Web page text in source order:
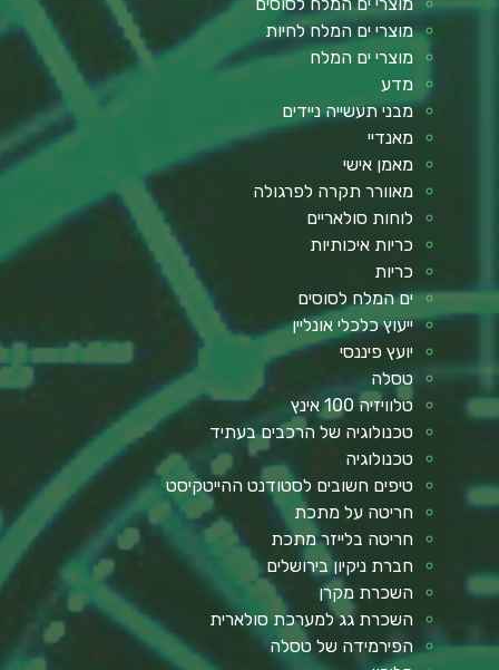
מוצרי ים המלח לחיות
מוצרי ים המלח
מדע
מבני תעשייה ניידים
מאנדיי
מאמן אישי
מאוורר תקרה לפרגולה
לוחות סולאריים
כריות איכותיות
כריות
ים המלח לסוסים
ייעוץ כלכלי אונליין
יועץ פיננסי
טסלה
טלוויזיה 100 אינץ
טכנולוגיה של הרכבים בעתיד
טכנולוגיה
טיפים חשובים לסטודנט ההייטקיסט
חריטה על מתכת
חריטה בלייזר מתכת
חברת ניקיון בירושלים
השכרת מקרן
השכרת גג למערכת סולארית
הפירמידה של טסלה